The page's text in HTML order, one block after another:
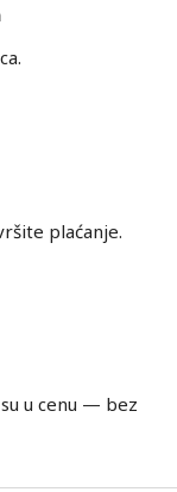
plaćanje.
u cenu — bez